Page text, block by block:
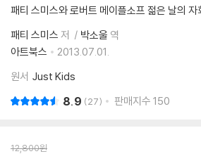
패티 스미스와 로버트 메이플소프 젊은 날의 자
패티 스미스 저 박소울 역
아트북스
2013.07.01.
원서 Just Kids
8.9 27 판매지수 150
12,800원